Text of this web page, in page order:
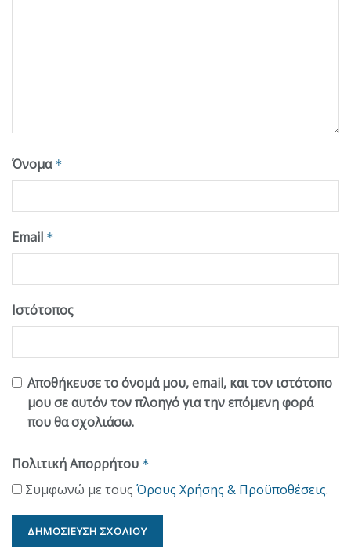
Όνομα *
Email *
Ιστότοπος
Αποθήκευσε το όνομά μου, email, και τον ιστότοπο
μου σε αυτόν τον πλοηγό για την επόμενη φορά
που θα σχολιάσω.
Πολιτική Απορρήτου *
Συμφωνώ με τους Όρους Χρήσης & Προϋποθέσεις.